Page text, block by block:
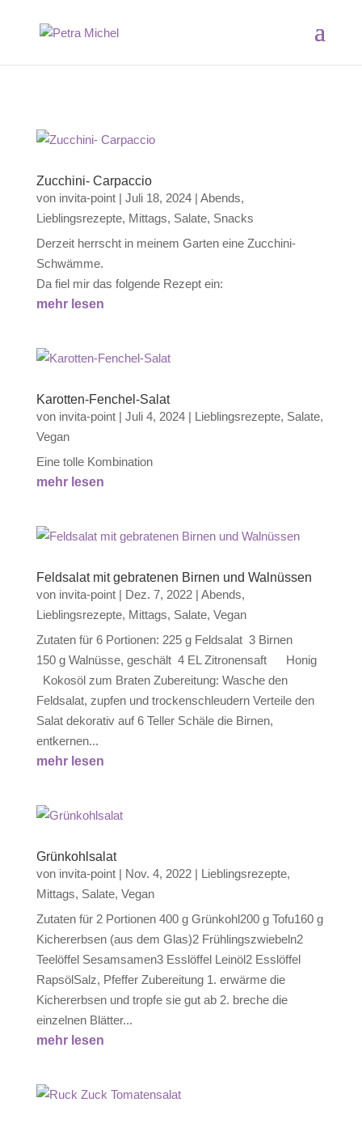
Zucchini- Carpaccio
von invita-point| Juli 18, 2024| Abends,
Lieblingsrezepte, Mittags, Salate, Snacks
Derzeit herrscht in meinem Garten eine Zucchini-
Schwämme.
Da fiel mir das folgende Rezept ein:
mehr lesen
Karotten-Fenchel-Salat
von invita-point| Juli 4, 2024| Lieblingsrezepte, Salate,
Vegan
Eine tolle Kombination
mehr lesen
Feldsalat mit gebratenen Birnen und Walnüssen
von invita-point| Dez. 7, 2022| Abends,
Lieblingsrezepte, Mittags, Salate, Vegan
Zutaten für 6 Portionen: 225 g Feldsalat 3 Birnen
150 g Walnüsse, geschält 4 EL Zitronensaft Honig
Kokosöl zum Braten Zubereitung: Wasche den
Feldsalat, zupfen und trockenschleudern Verteile den
Salat dekorativ auf 6 Teller Schäle die Birnen,
entkernen...
mehr lesen
Grünkohlsalat
von invita-point| Nov. 4, 2022| Lieblingsrezepte,
Mittags, Salate, Vegan
Zutaten für 2 Portionen 400 g Grünkohl200 g Tofu160 g
Kichererbsen (aus dem Glas)2 Frühlingszwiebeln2
Teelöffel Sesamsamen3 Esslöffel Leinöl2 Esslöffel
RapsölSalz, Pfeffer Zubereitung 1. erwärme die
Kichererbsen und tropfe sie gut ab 2. breche die
einzelnen Blätter...
mehr lesen